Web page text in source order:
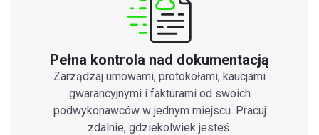
Pełna kontrola nad dokumentacją
Zarządzaj umowami, protokołami, kaucjami
gwarancyjnymi i fakturami od swoich
podwykonawców w jednym miejscu. Pracuj
zdalnie, gdziekolwiek jesteś.